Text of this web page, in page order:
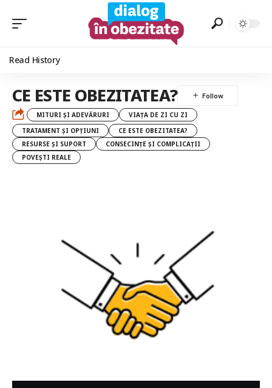
Read History
CE ESTE OBEZITATEA?
MITURI ȘI ADEVĂRURI
VIAȚA DE ZI CU ZI
TRATAMENT ȘI OPȚIUNI
CE ESTE OBEZITATEA?
RESURSE ȘI SUPORT
CONSECINȚE ȘI COMPLICAȚII
POVEȘTI REALE